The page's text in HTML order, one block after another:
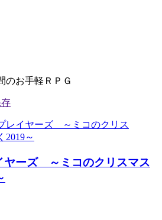
のお手軽ＲＰＧ
ヤーズ ～ミコのクリスマス